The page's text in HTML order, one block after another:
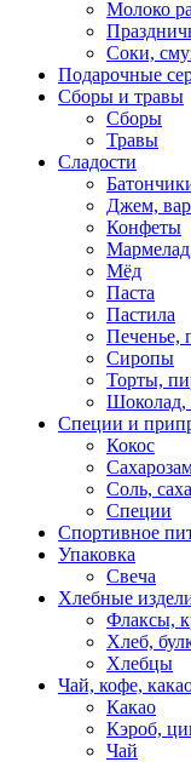
Молоко
Соки,
Подарочные
Сборы и травы
Сборы
Травы
Сладости
Джем,
Конфеты
Мёд
Паста
Пастила
Печенье,
Сиропы
Торты,
Шоколад,
Специи и
Кокос
Соль,
Специи
Спортивное
Упаковка
Свеча
Хлебные
Флаксы,
Хлеб,
Хлебцы
Чай, кофе,
Какао
Кэроб,
Чай